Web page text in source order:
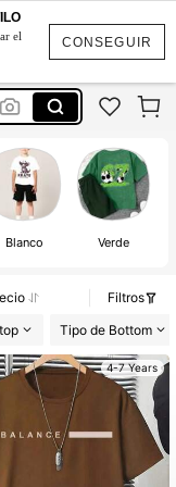
CONSEGUIR
el
Blanco Verde
Filtros
Tipo de Bottom
4-7 Years